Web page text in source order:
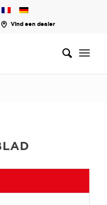
Vind een dealer